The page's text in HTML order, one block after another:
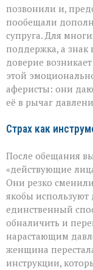
позвонили и,
пообещали
супруга. Для
поддержка, а знак
доверие
этой
аферисты: они
её в рычаг
Страх как
После обещания
«действующие
Они резко
якобы
единственный
обналичить и
нарастающим
женщина
инструкции,